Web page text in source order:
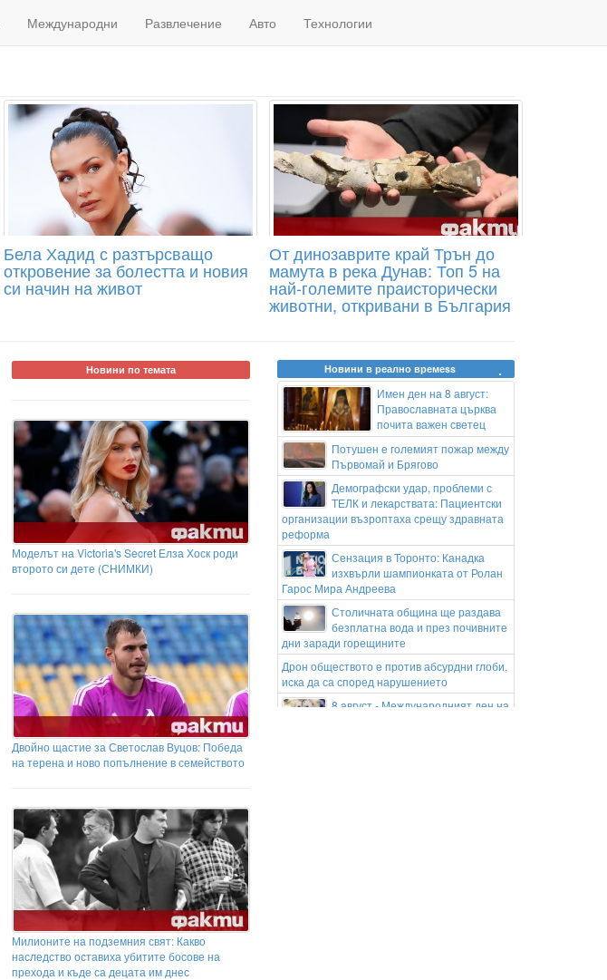
Международни Развлечение Авто Технологии
Бела Хадид с разтърсващо
откровение за болестта и новия
си начин на живот
От динозаврите край Трън до
мамута в река Дунав: Топ 5 на
най-големите праисторически
животни, откривани в България
Новини по темата
Моделът на Victoria's Secret Елза Хоск роди
второто си дете (СНИМКИ)
Двойно щастие за Светослав Вуцов: Победа
на терена и ново попълнение в семейството
Милионите на подземния свят: Какво
наследство оставиха убитите босове на
прехода и къде са децата им днес
Новини в реално времеss
Имен ден на 8 август:
Православната църква
почита важен светец
Потушен е големият пожар между
Първомай и Брягово
Демографски удар, проблеми с
ТЕЛК и лекарствата: Пациентски
организации възроптаха срещу здравната
реформа
Сензация в Торонто: Канадка
изхвърли шампионката от Ролан
Гарос Мира Андреева
Столичната община ще раздава
безплатна вода и през почивните
дни заради горещините
Дрон обществото е против абсурдни глоби,
иска да са според нарушението
8 август - Международният ден на